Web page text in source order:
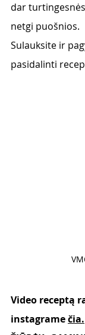
dar
netgi puošnios.
Sulauksite ir
pasidalinti
Video receptą
instagrame čia.